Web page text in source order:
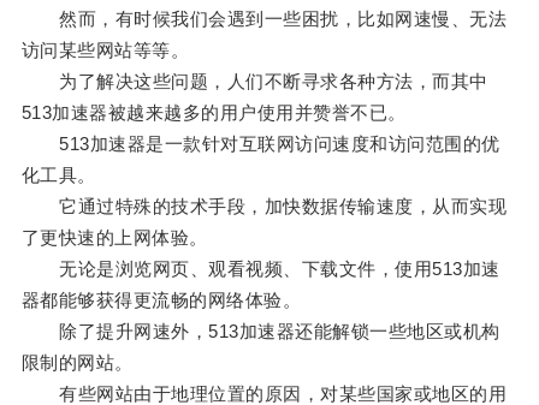
然而，有时候我们会遇到一些困扰，比如网速慢、无法
访问某些网站等等。
为了解决这些问题，人们不断寻求各种方法，而其中
513加速器被越来越多的用户使用并赞誉不已。
513加速器是一款针对互联网访问速度和访问范围的优
化工具。
它通过特殊的技术手段，加快数据传输速度，从而实现
了更快速的上网体验。
无论是浏览网页、观看视频、下载文件，使用513加速
器都能够获得更流畅的网络体验。
除了提升网速外，513加速器还能解锁一些地区或机构
限制的网站。
有些网站由于地理位置的原因，对某些国家或地区的用